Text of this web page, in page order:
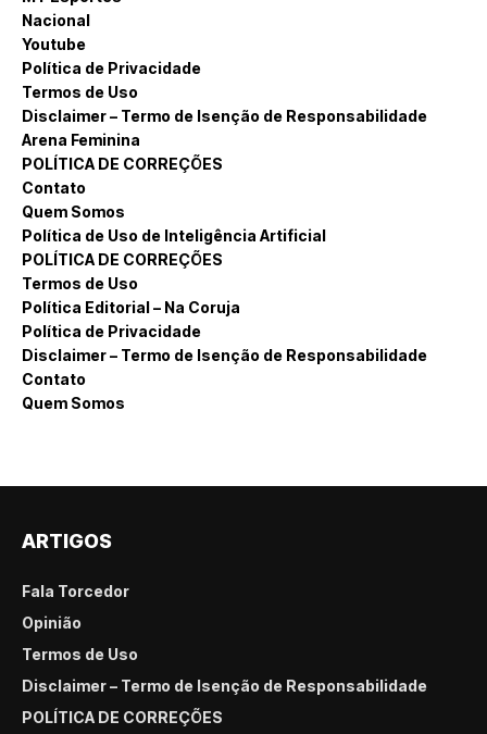
Nacional
Youtube
Política de Privacidade
Termos de Uso
Disclaimer – Termo de Isenção de Responsabilidade
Arena Feminina
POLÍTICA DE CORREÇÕES
Contato
Quem Somos
Política de Uso de Inteligência Artificial
POLÍTICA DE CORREÇÕES
Termos de Uso
Política Editorial – Na Coruja
Política de Privacidade
Disclaimer – Termo de Isenção de Responsabilidade
Contato
Quem Somos
ARTIGOS
Fala Torcedor
Opinião
Termos de Uso
Disclaimer – Termo de Isenção de Responsabilidade
POLÍTICA DE CORREÇÕES